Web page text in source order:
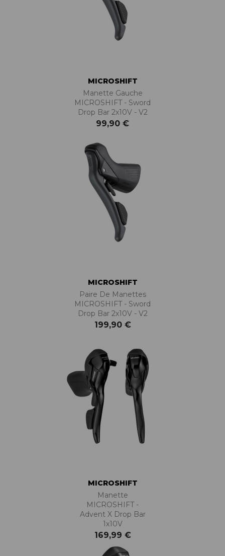
MICROSHIFT
Manette Gauche
MICROSHIFT - Sword
Drop Bar 2x10V - V2
99,90 €
MICROSHIFT
Paire De Manettes
MICROSHIFT - Sword
Drop Bar 2x10V - V2
199,90 €
MICROSHIFT
Manette
MICROSHIFT -
Advent X Drop Bar
1x10V
169,99 €